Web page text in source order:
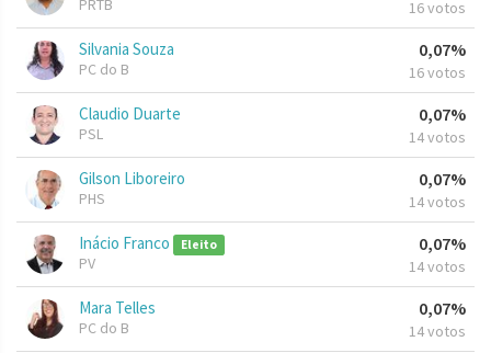
PRTB 16 votos
Silvania Souza
PC do B
0,07%
16 votos
Claudio Duarte
PSL
0,07%
14 votos
Gilson Liboreiro
PHS
0,07%
14 votos
Inácio Franco Eleito
PV
0,07%
14 votos
Mara Telles
PC do B
0,07%
14 votos